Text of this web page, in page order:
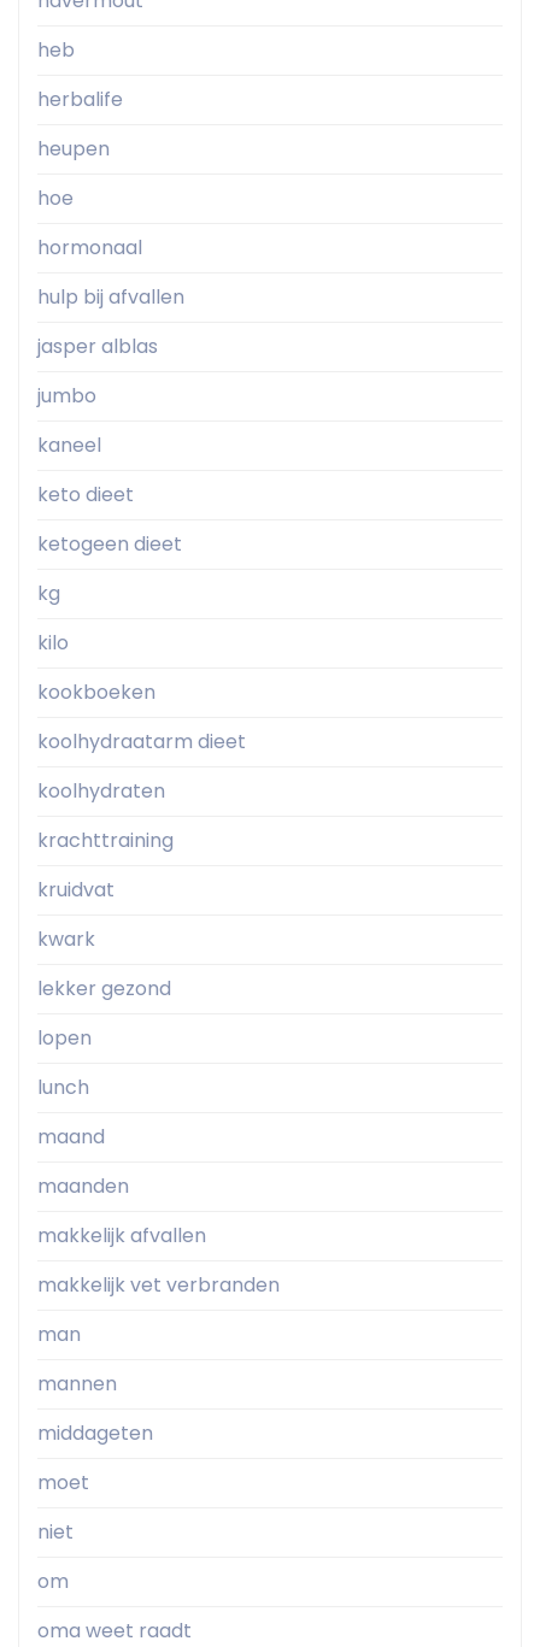
heb
herbalife
heupen
hoe
hormonaal
hulp bij afvallen
jasper alblas
jumbo
kaneel
keto dieet
ketogeen dieet
kg
kilo
kookboeken
koolhydraatarm dieet
koolhydraten
krachttraining
kruidvat
kwark
lekker gezond
lopen
lunch
maand
maanden
makkelijk afvallen
makkelijk vet verbranden
man
mannen
middageten
moet
niet
om
oma weet raadt